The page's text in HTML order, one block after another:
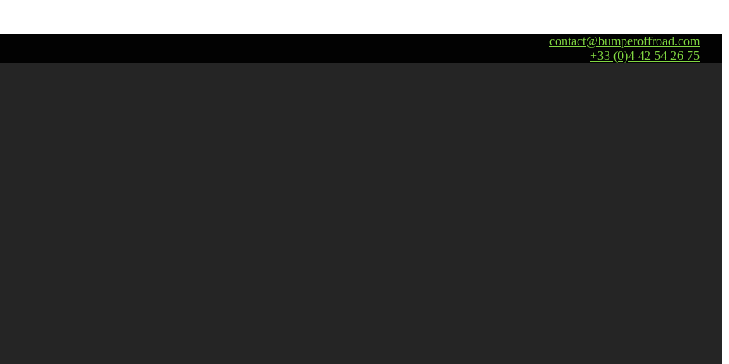
contact@bumperoffroad.com
+33 (0)4 42 54 26 75